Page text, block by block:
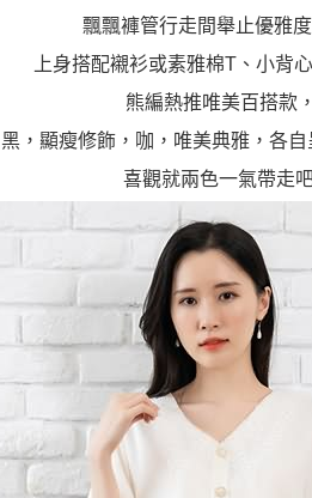
飄飄褲管行走間舉止優雅度
上身搭配襯衫或素雅棉T、小背
熊編熱推唯美百搭款，
黑，顯瘦修飾，咖，唯美典雅，各自
喜觀就兩色一氣帶走